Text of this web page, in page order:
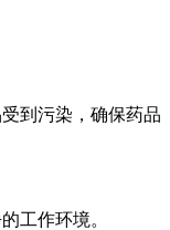
到污染，确保药品
工作环境‌。